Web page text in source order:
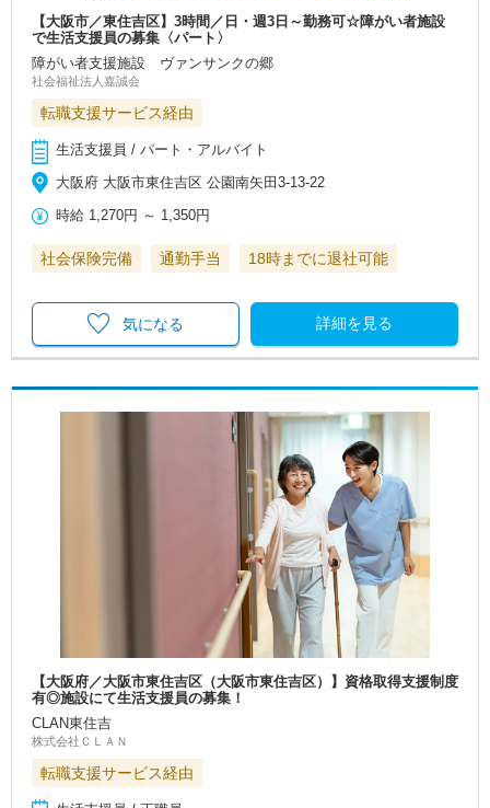
【大阪市／東住吉区】3時間／日・週3日～勤務可☆障がい者施設
で生活支援員の募集〈パート〉
障がい者支援施設 ヴァンサンクの郷
社会福祉法人嘉誠会
転職支援サービス経由
生活支援員 / パート・アルバイト
大阪府 大阪市東住吉区 公園南矢田3-13-22
時給 1,270円 ～ 1,350円
社会保険完備 通勤手当 18時までに退社可能
詳細を見る
気になる
【大阪府／大阪市東住吉区（大阪市東住吉区）】資格取得支援制度
有◎施設にて生活支援員の募集！
CLAN東住吉
株式会社ＣＬＡＮ
転職支援サービス経由